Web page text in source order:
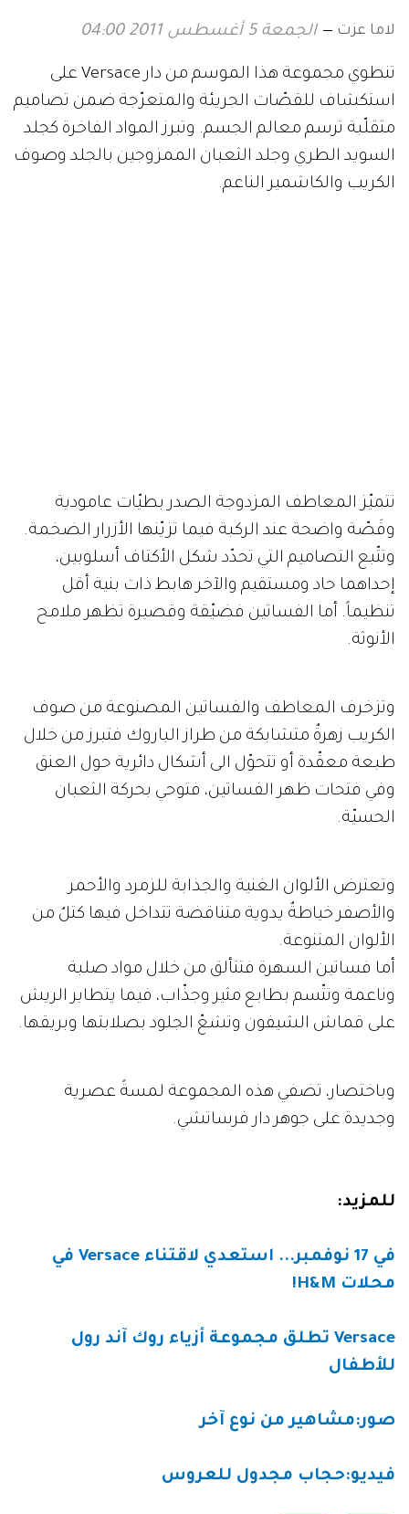
لاما عزت الجمعة 5 أغسطس 2011 04:00
تنطوي مجموعة هذا الموسم من دار Versace على
استكشاف للقصّات الجريئة والمتعرّجة ضمن تصاميم
متقلّبة ترسم معالم الجسم. وتبرز المواد الفاخرة كجلد
السويد الطري وجلد الثعبان الممزوجين بالجلد وصوف
الكريب والكاشمير الناعم.
تتميّز المعاطف المزدوجة الصدر بطيّات عامودية
وقَصّة واضحة عند الركبة فيما تزيّنها الأزرار الضخمة.
وتتّبع التصاميم التي تحدّد شكل الأكتاف أسلوبين،
إحداهما حاد ومستقيم والآخر هابط ذات بنية أقل
تنظيماً. أما الفساتين فضيّقة وقصيرة تظهر ملامح
الأنوثة.
وتزخرف المعاطف والفساتين المصنوعة من صوف
الكريب زهرةٌ متشابكة من طراز الباروك فتبرز من خلال
طبعة معقّدة أو تتحوّل الى أشكال دائرية حول العنق
وفي فتحات ظهر الفساتين، فتوحي بحركة الثعبان
الحسيّة.
وتعترض الألوان الغنية والجذابة للزمرد والأحمر
والأصفر خياطةٌ يدوية متناقضة تتداخل فيها كتلٌ من
الألوان المتنوعة.
أما فساتين السهرة فتتألق من خلال مواد صلبة
وناعمة وتتّسم بطابع مثير وجذّاب، فيما يتطاير الريش
على قماش الشيفون وتشعّ الجلود بصلابتها وبريقها.
وباختصار، تضفي هذه المجموعة لمسةً عصرية
وجديدة على جوهر دار فرساتشي.
للمزيد:
في 17 نوفمبر... استعدي لاقتناء Versace في
محلات H&M!
Versace تطلق مجموعة أزياء روك آند رول
للأطفال
صور:مشاهير من نوع آخر
فيديو:حجاب مجدول للعروس